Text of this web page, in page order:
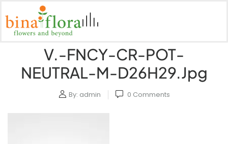
V.-FNCY-CR-POT-
NEUTRAL-M-D26H29.jpg
By: admin 0 Comments